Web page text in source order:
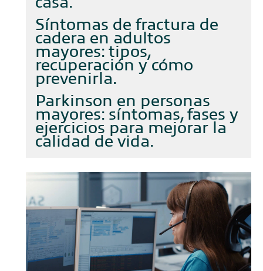
Síntomas de fractura de
cadera en adultos
mayores: tipos,
recuperación y cómo
prevenirla
Parkinson en personas
mayores: síntomas, fases y
ejercicios para mejorar la
calidad de vida